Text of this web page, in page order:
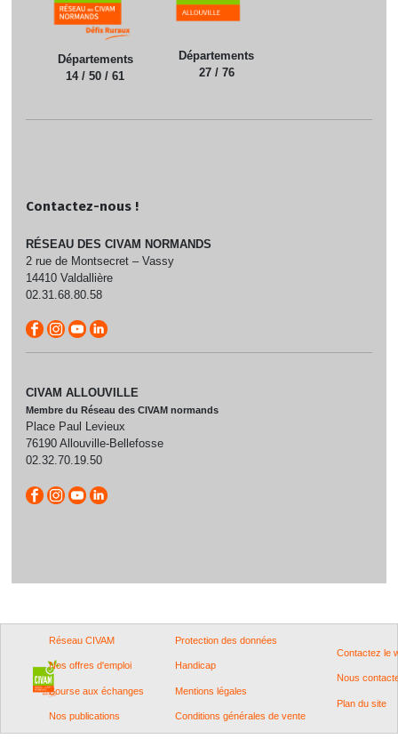
Départements
14 / 50 / 61
Départements
27 / 76
Contactez-nous !
RÉSEAU DES CIVAM NORMANDS
2 rue de Montsecret – Vassy
14410 Valdallière
02.31.68.80.58
CIVAM ALLOUVILLE
Membre du Réseau des CIVAM normands
Place Paul Levieux
76190 Allouville-Bellefosse
02.32.70.19.50
Réseau CIVAM
Nos offres d'emploi
Bourse aux échanges
Nos publications
Protection des données
Handicap
Mentions légales
Conditions générales de vente
Contactez le
Nous
Plan du site